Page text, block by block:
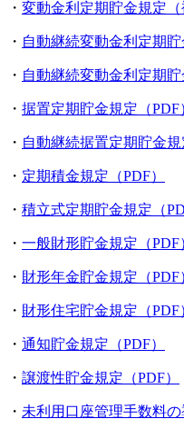
・ 変動金利定期貯金規定（
・ 自動継続変動金利定期貯
・ 自動継続変動金利定期貯
・ 据置定期貯金規定（PDF
・ 自動継続据置定期貯金規
・ 定期積金規定（PDF）
・ 積立式定期貯金規定（
・ 一般財形貯金規定（PDF
・ 財形年金貯金規定（PDF
・ 財形住宅貯金規定（PDF
・ 通知貯金規定（PDF）
・ 譲渡性貯金規定（PDF）
・ 未利用口座管理手数料